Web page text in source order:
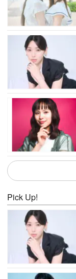
Pick Up!